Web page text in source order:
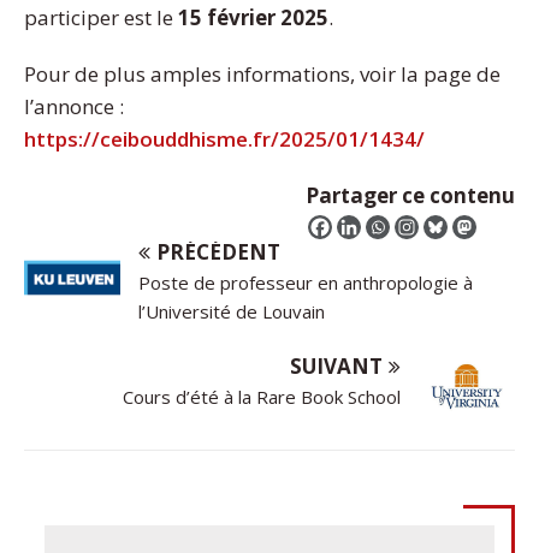
participer est le15 février 2025.
Pour de plus amples informations, voir la page de
l’annonce :
https://ceibouddhisme.fr/2025/01/1434/
Partager ce contenu
PRÉCÉDENT
Poste de professeur en anthropologie à
l’Université de Louvain
SUIVANT
Cours d’été à la Rare Book School